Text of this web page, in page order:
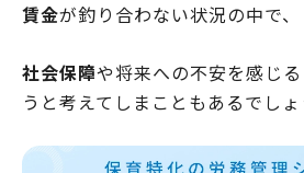
賃金が釣り合わない状況の中で、
社会保障や将来への不安を感じ
うと考えてしまこともあるでしょ